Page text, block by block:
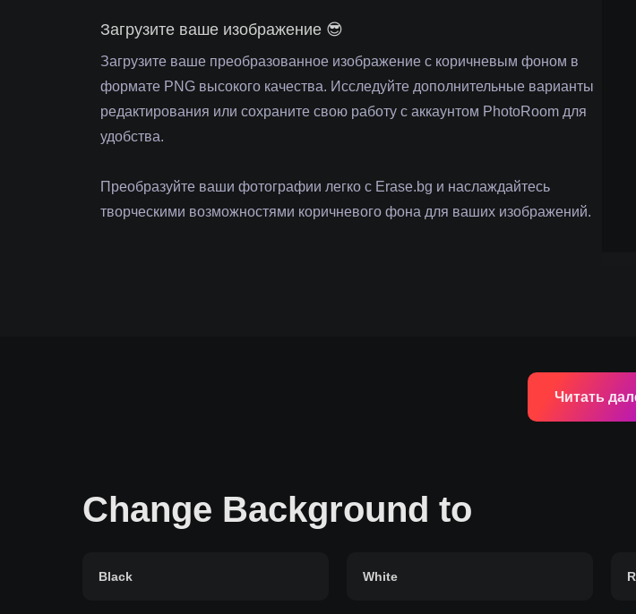
Загрузите ваше изображение 😎
Загрузите ваше преобразованное изображение с коричневым фоном в
формате PNG высокого качества. Исследуйте дополнительные варианты
редактирования или сохраните свою работу с аккаунтом PhotoRoom для
удобства.
Преобразуйте ваши фотографии легко с Erase.bg и наслаждайтесь
творческими возможностями коричневого фона для ваших изображений.
Читать
Change Background to
Black White